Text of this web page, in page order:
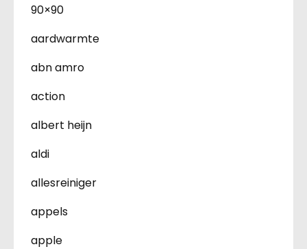
90×90
aardwarmte
abn amro
action
albert heijn
aldi
allesreiniger
appels
apple